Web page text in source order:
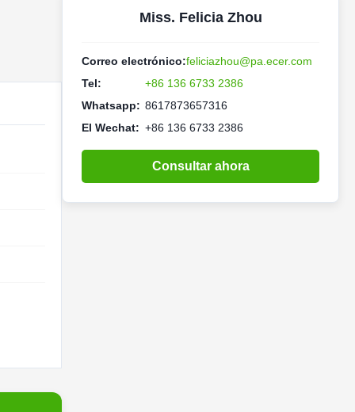
Miss. Felicia Zhou
Correo electrónico:feliciazhou@pa.ecer.com
Tel:
+86 136 6733 2386
Whatsapp: 8617873657316
El Wechat: +86 136 6733 2386
Consultar ahora